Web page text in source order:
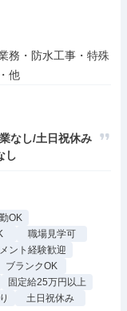
務・防水工事・特殊
他
なし/土日祝休み
し
OK
職場見学可
ント経験歓迎
ブランクOK
固定給25万円以上
土日祝休み